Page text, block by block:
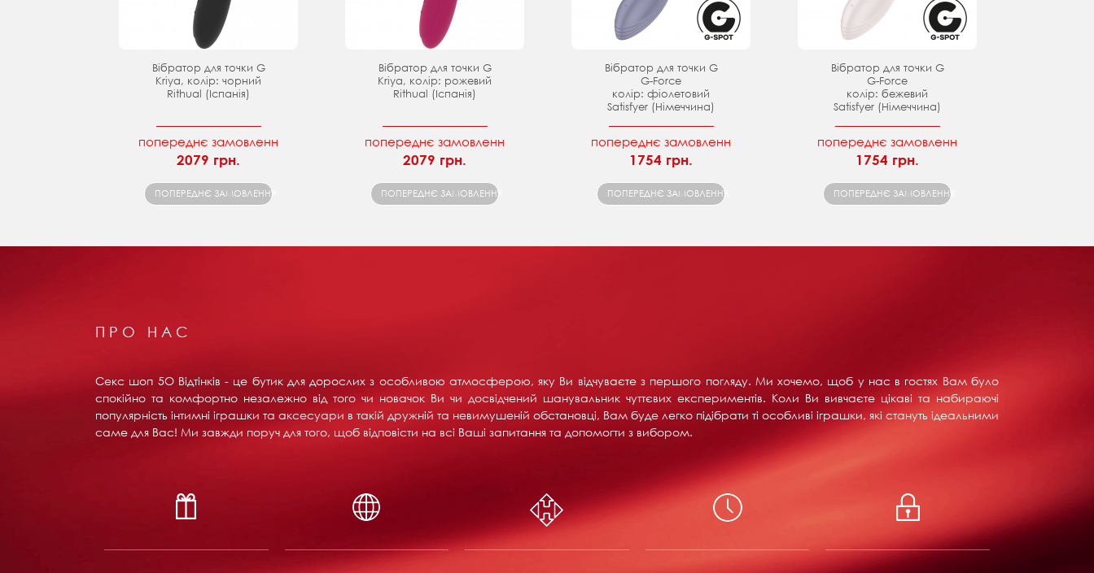
Вібратор для точки G
Kriya, колір: чорний
Rithual (Іспанія)
попереднє замовленн
2079 грн.
ПОПЕРЕДНЄ ЗАМОВЛЕННЯ
Вібратор для точки G
Kriya, колір: рожевий
Rithual (Іспанія)
попереднє замовленн
2079 грн.
ПОПЕРЕДНЄ ЗАМОВЛЕННЯ
Вібратор для точки G
G-Force
колір: фіолетовий
Satisfyer (Німеччина)
попереднє замовленн
1754 грн.
ПОПЕРЕДНЄ ЗАМОВЛЕННЯ
Вібратор для точки G
G-Force
колір: бежевий
Satisfyer (Німеччина)
попереднє замовленн
1754 грн.
ПОПЕРЕДНЄ ЗАМОВЛЕННЯ
ПРО НАС
Секс шоп 5О Відтінків - це бутик для дорослих з особливою атмосферою, яку Ви відчуваєте з першого погляду. Ми хочемо, щоб у нас в гостях Вам було
спокійно та комфортно незалежно від того чи новачок Ви чи досвідчений шанувальник чуттєвих експериментів. Коли Ви вивчаєте цікаві та набираючі
популярність інтимні іграшки та аксесуари в такій дружній та невимушеній обстановці, Вам буде легко підібрати ті особливі іграшки, які стануть ідеальними
саме для Вас! Ми завжди поруч для того, щоб відповісти на всі Ваші запитання та допомогти з вибором.